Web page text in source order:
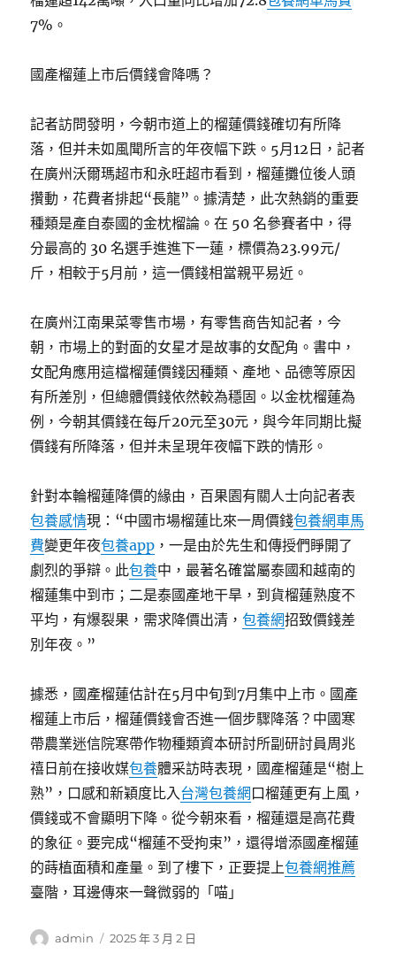
7%。
國產榴蓮上市后價錢會降嗎？
記者訪問發明，今朝市道上的榴蓮價錢確切有所降
落，但并未如風聞所言的年夜幅下跌。5月12日，記者
在廣州沃爾瑪超市和永旺超市看到，榴蓮攤位後人頭
攢動，花費者排起“長龍”。據清楚，此次熱銷的重要
種類是產自泰國的金枕榴論。在 50 名參賽者中，得
分最高的 30 名選手進進下一蓮，標價為23.99元/
斤，相較于5月前，這一價錢相當親平易近。
在廣州江南果菜零售市場，有零售商告知記者，今
朝，市場上的對面的女星才是故事的女配角。書中，
女配角應用這檔榴蓮價錢因種類、產地、品德等原因
有所差別，但總體價錢依然較為穩固。以金枕榴蓮為
例，今朝其價錢在每斤20元至30元，與今年同期比擬
價錢有所降落，但并未呈現年夜幅下跌的情形。
針對本輪榴蓮降價的緣由，百果園有關人士向記者表
包養感情現：“中國市場榴蓮比來一周價錢包養網車馬
費變更年夜包養app ，一是由於先生和傳授們睜開了
劇烈的爭辯。此包養中，最著名確當屬泰國和越南的
榴蓮集中到市；二是泰國產地干旱，到貨榴蓮熟度不
平均，有爆裂果，需求降價出清，包養網招致價錢差
別年夜。”
據悉，國產榴蓮估計在5月中旬到7月集中上市。國產
榴蓮上市后，榴蓮價錢會否進一個步驟降落？中國寒
帶農業迷信院寒帶作物種類資本研討所副研討員周兆
禧日前在接收媒包養體采訪時表現，國產榴蓮是“樹上
熟”，口感和新穎度比入台灣包養網 口榴蓮更有上風，
價錢或不會顯明下降。從今朝來看，榴蓮還是高花費
的象征。要完成“榴蓮不受拘束”，還得增添國產榴蓮
的蒔植面積和產量。到了樓下，正要提上包養網推薦
臺階，耳邊傳來一聲微弱的「喵」
作
admin
發
2025 年 3 月 2 日